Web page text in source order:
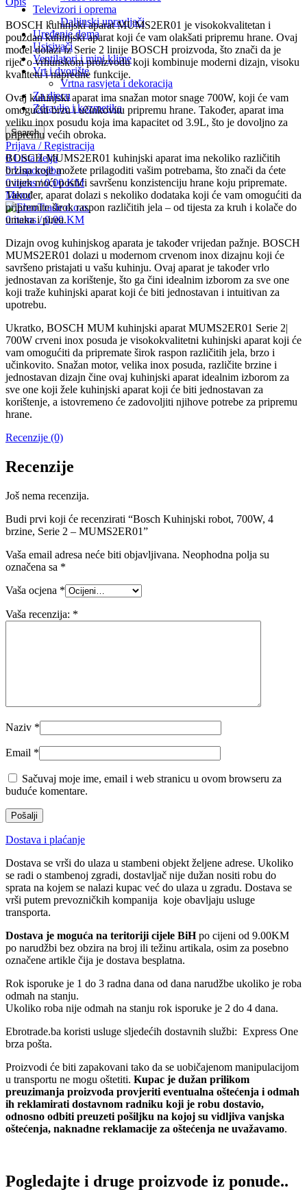
Televizori i oprema
Daljinski upravljači
Uređenje doma
Usisivači
Ventilatori i mini klime
Vrt i dvorište
Vrtna rasvjeta i dekoracija
Za djecu
Zdravlje i kozmetika
Search
Prijava / Registracija
0Lista želja
0 Usporedba
0items / 0,00KM
Menu
0items / 0,00KM
BOSCH kuhinjski aparat MUMS2ER01 je visokokvalitetan i
pouzdan kuhinjski aparat koji će vam olakšati pripremu hrane. Ovaj
model dolazi iz Serie 2 linije BOSCH proizvoda, što znači da je
riječ o vrhunskom proizvodu koji kombinuje moderni dizajn, visoku
kvalitetu i napredne funkcije.
Ovaj kuhinjski aparat ima snažan motor snage 700W, koji će vam
omogućiti brzu i učinkovitu pripremu hrane. Također, aparat ima
veliku inox posudu koja ima kapacitet od 3.9L, što je dovoljno za
pripremu većih obroka.
BOSCH MUMS2ER01 kuhinjski aparat ima nekoliko različitih
brzina koje možete prilagoditi vašim potrebama, što znači da ćete
uvijek moći postići savršenu konzistenciju hrane koju pripremate.
Također, aparat dolazi s nekoliko dodataka koji će vam omogućiti da
pripremite širok raspon različitih jela – od tijesta za kruh i kolače do
umaka i pirea.
Dizajn ovog kuhinjskog aparata je također vrijedan pažnje. BOSCH
MUMS2ER01 dolazi u modernom crvenom inox dizajnu koji će
savršeno pristajati u vašu kuhinju. Ovaj aparat je također vrlo
jednostavan za korištenje, što ga čini idealnim izborom za sve one
koji traže kuhinjski aparat koji će biti jednostavan i intuitivan za
upotrebu.
Ukratko, BOSCH MUM kuhinjski aparat MUMS2ER01 Serie 2|
700W crveni inox posuda je visokokvalitetni kuhinjski aparat koji će
vam omogućiti da pripremate širok raspon različitih jela, brzo i
učinkovito. Snažan motor, velika inox posuda, različite brzine i
jednostavan dizajn čine ovaj kuhinjski aparat idealnim izborom za
sve one koji žele kuhinjski aparat koji će biti jednostavan za
korištenje, a istovremeno će zadovoljiti njihove potrebe za pripremu
hrane.
Recenzije (0)
Recenzije
Još nema recenzija.
Budi prvi koji će recenzirati “Bosch Kuhinjski robot, 700W, 4
brzine, Serie 2 – MUMS2ER01”
Vaša email adresa neće biti objavljivana. Neophodna polja su
označena sa *
Vaša ocjena *
Vaša recenzija: *
Naziv *
Email *
Sačuvaj moje ime, email i web stranicu u ovom browseru za
buduće komentare.
Dostava i plaćanje
Dostava se vrši do ulaza u stambeni objekt željene adrese. Ukoliko
se radi o stambenoj zgradi, dostavljač nije dužan nositi robu do
sprata na kojem se nalazi kupac već do ulaza u zgradu. Dostava se
vrši putem prevozničkih kompanija koje obavljaju usluge
transporta.
Dostava je moguća na teritoriji cijele BiHpo cijeni od 9.00KM
po narudžbi bez obzira na broj ili težinu artikala, osim za posebno
označene artikle čija je dostava besplatna.
Rok isporuke je 1 do 3 radna dana od dana narudžbe ukoliko je roba
odmah na stanju.
Ukoliko roba nije odmah na stanju rok isporuke je 2 do 4 dana.
Ebrotrade.ba koristi usluge sljedećih dostavnih službi: Express One
brza pošta.
Proizvodi će biti zapakovani tako da se uobičajenom manipulacijom
u transportu ne mogu oštetiti. Kupac je dužan prilikom
preuzimanja proizvoda provjeriti eventualna oštećenja i odmah
ih reklamirati dostavnom radniku koji je robu dostavio,
odnosno odbiti preuzeti pošiljku na kojoj su vidljiva vanjska
oštećenja, naknadne reklamacije za oštećenja ne uvažavamo.
Pogledajte i druge proizvode iz ponude..